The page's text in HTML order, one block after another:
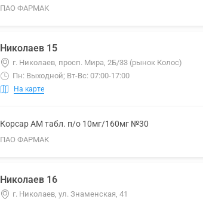
ПАО ФАРМАК
Николаев 15
г. Николаев, просп. Мира, 2Б/33 (рынок Колос)
Пн: Выходной; Вт-Вс: 07:00-17:00
На карте
Корсар АМ табл. п/о 10мг/160мг №30
ПАО ФАРМАК
Николаев 16
г. Николаев, ул. Знаменская, 41